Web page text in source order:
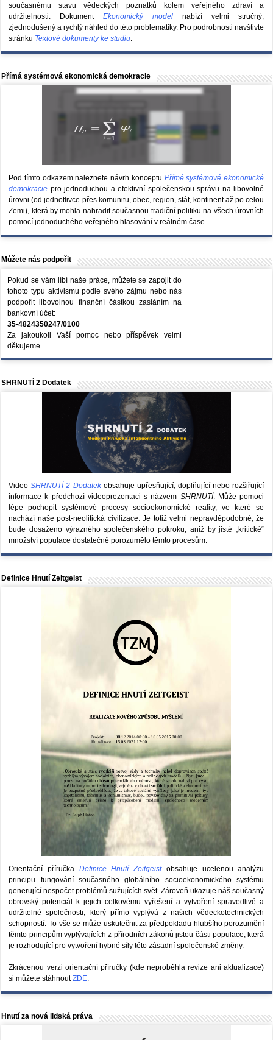
současnému stavu vědeckých poznatků kolem veřejného zdraví a
udržitelnosti. DokumentEkonomický model nabízí velmi stručný,
zjednodušený a rychlý náhled do této problematiky. Pro podrobnosti navštivte
stránku Textové dokumenty ke studiu.
Přímá systémová ekonomická demokracie
Pod tímto odkazem naleznete návrh konceptu Přímé systémové ekonomické
demokracie pro jednoduchou a efektivní společenskou správu na libovolné
úrovni (od jednotlivce přes komunitu, obec, region, stát, kontinent až po celou
Zemi), která by mohla nahradit současnou tradiční politiku na všech úrovních
pomocí jednoduchého veřejného hlasování v reálném čase.
Můžete nás podpořit
Pokud se vám líbí naše práce, můžete se zapojit do
tohoto typu aktivismu podle svého zájmu nebo nás
podpořit libovolnou finanční částkou zasláním na
bankovní účet:
35-4824350247/0100
Za jakoukoli Vaší pomoc nebo příspěvek velmi
děkujeme.
SHRNUTÍ 2 Dodatek
VideoSHRNUTÍ 2 Dodatekobsahuje upřesňující, doplňující nebo rozšiřující
informace k předchozí videoprezentaci s názvem SHRNUTÍ. Může pomoci
lépe pochopit systémové procesy socioekonomické reality, ve které se
nachází naše post-neolitická civilizace. Je totiž velmi nepravděpodobné, že
bude dosaženo výrazného společenského pokroku, aniž by jisté „kritické“
množství populace dostatečně porozumělo těmto procesům.
Definice Hnutí Zeitgeist
Orientační příručka Definice Hnutí Zeitgeistobsahuje ucelenou analýzu
principu fungování současného globálního socioekonomického systému
generující nespočet problémů sužujících svět. Zároveň ukazuje náš současný
obrovský potenciál k jejich celkovému vyřešení a vytvoření spravedlivé a
udržitelné společnosti, který přímo vyplývá z našich vědeckotechnických
schopností. To vše se může uskutečnit za předpokladu hlubšího porozumění
těmto principům vyplývajících z přírodních zákonů jistou části populace, která
je rozhodující pro vytvoření hybné síly této zásadní společenské změny.
Zkrácenou verzi orientační příručky (kde neproběhla revize ani aktualizace)
si můžete stáhnoutZDE.
Hnutí za nová lidská práva